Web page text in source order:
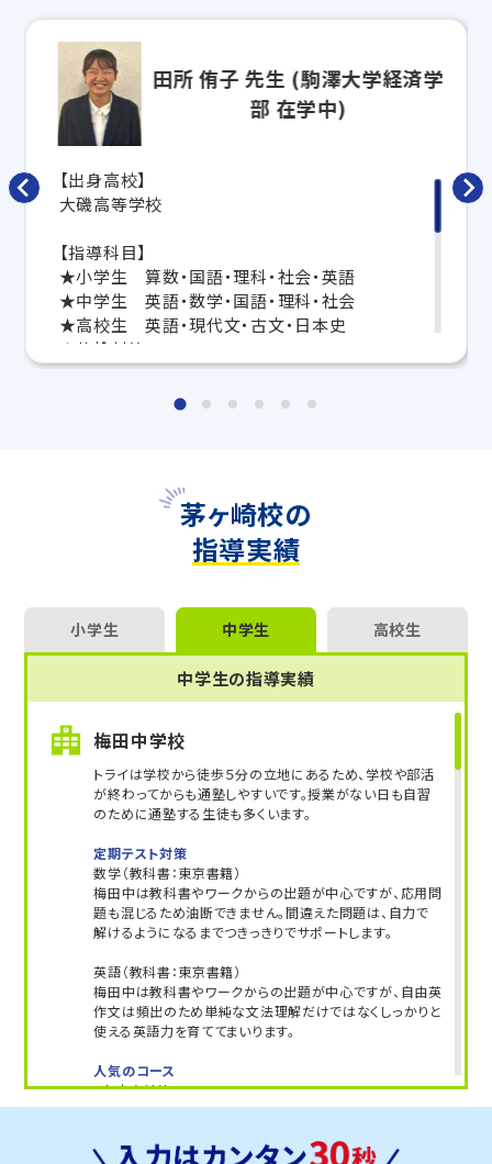
寧に教えてくれるから、効率良く成績アップを目指せま
さらに、授業日以外も利用できる「自習スペース」
要科目の対策ができる
します。
トライで一緒に、今までで一番成長できる夏にしよ
う！
マンツーマンの無料体験授業、学習相談、教室見学は
いつでも受付中です。
こちら
教室長兼教育プランナー 安部 弘治
田所 侑子 先生 (駒澤大学経済学
部 在学中)
【出身高校】
大磯高等学校
【指導科目】
★小学生 算数・国語・理科・社会・英語
★中学生 英語・数学・国語・理科・社会
★高校生 英語・現代文・古文・日本史
★英検対策
【メッセージ】
とコミュニケーションを取りながら生徒の向き不向
きや学習状況を考慮し、授業を行っています。
勉強に苦手意識がある方も楽しく学ぶことができる
指導を徹底いたしますので、目標達成まで一緒に駆
茅ヶ崎校の
指導実績
小学生 中学生 高校生
中学生の指導実績
梅田中学校
トライは学校から徒歩５分の立地にあるため、学校や部活
が終わってからも通塾しやすいです。授業がない日も自習
のために通塾する生徒も多くいます。
定期テスト対策
数学（教科書：東京書籍）
梅田中は教科書やワークからの出題が中心ですが、応用問
題も混じるため油断できません。間違えた問題は、自力で
解けるようになるまでつきっきりでサポートします。
英語（教科書：東京書籍）
梅田中は教科書やワークからの出題が中心ですが、自由英
作文は頻出のため単純な文法理解だけではなくしっかりと
使える英語力を育ててまいります。
人気のコース
・内申点対策コース
・神奈川県公立高校入試対策コース